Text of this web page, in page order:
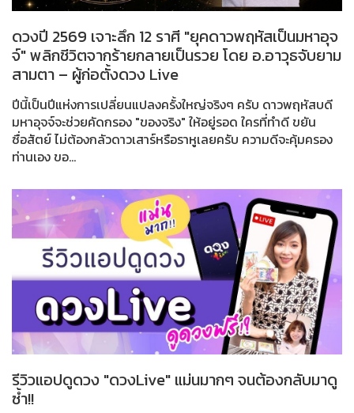
ดวงปี 2569 เจาะลึก 12 ราศี "ยุคดาวพฤหัสเป็นมหาอุจ
จ์" พลิกชีวิตจากร้ายกลายเป็นรวย โดย อ.อาวุธจับยาม
สามตา – ผู้ก่อตั้งดวง Live
ปีนี้เป็นปีแห่งการเปลี่ยนแปลงครั้งใหญ่จริงๆ ครับ ดาวพฤหัสบดี
มหาอุจจ์จะช่วยคัดกรอง "ของจริง" ให้อยู่รอด ใครที่ทำดี ขยัน
ซื่อสัตย์ ไม่ต้องกลัวดาวเสาร์หรือราหูเลยครับ ความดีจะคุ้มครอง
ท่านเอง ขอ...
รีวิวแอปดูดวง "ดวงLive" แม่นมากๆ จนต้องกลับมาดู
ซ้ำ!!